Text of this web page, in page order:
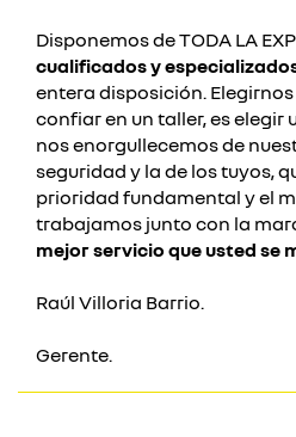
Disponemos de TODA LA
cualificados y
entera disposición.
confiar en un taller, es elegir
nos enorgullecemos de
seguridad y la de los tuyos,
prioridad fundamental y el
trabajamos junto con la
mejor servicio que usted se
Raúl Villoria Barrio.
Gerente.